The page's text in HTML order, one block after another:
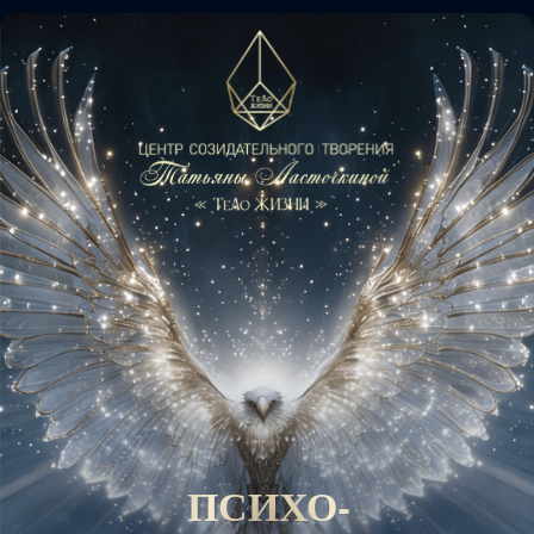
РАЗБЛОКИРОВКА
ПСИХО-
ФУНКЦИОНАЛЬНАЯ
ПОМОГАЕТ БЕРЕЖНО ИЗБАВИТЬСЯ
ОТ ВНУТРЕННИХ БЛОКОВ,
ОБРЕСТИ РЕСУРС И РАДОСТЬ ЖИЗНИ